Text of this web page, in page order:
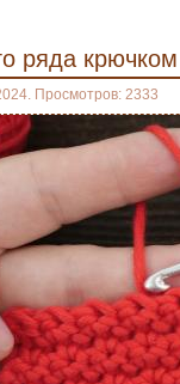
ряда
Просмотров: 2333